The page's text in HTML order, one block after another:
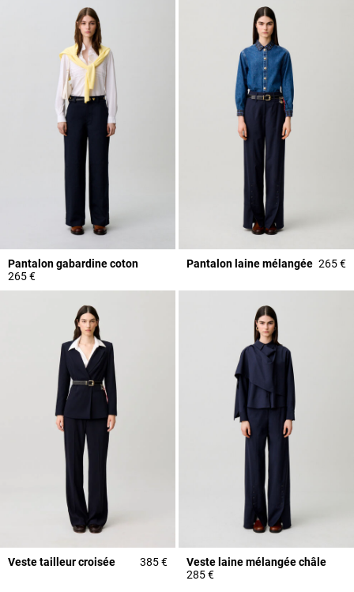
Pantalon gabardine coton
265 €
Pantalon laine mélangée 265 €
Veste tailleur croisée 385 €
Veste laine mélangée châle
285 €